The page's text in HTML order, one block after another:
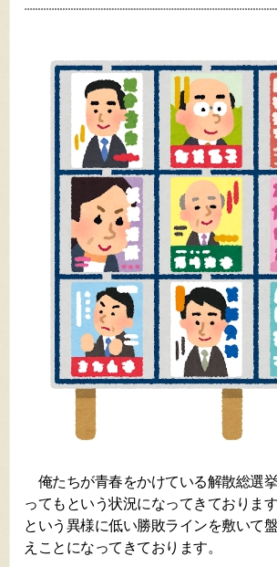
俺たちが青春をかけている解散総選
ってもという状況になってきておりま
という異様に低い勝敗ラインを敷いて
えことになってきております。